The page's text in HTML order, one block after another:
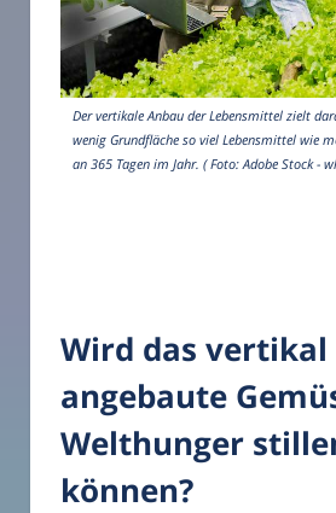
Der vertikale Anbau der Lebensmittel zielt
wenig Grundfläche so viel Lebensmittel wie
an 365 Tagen im Jahr. ( Foto: Adobe Stock -
Wird das vertikal
angebaute
Welthunger
können?